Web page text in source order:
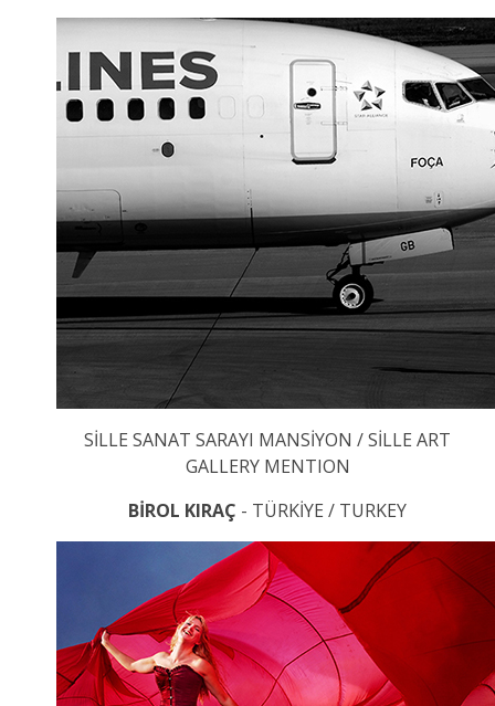
SİLLE SANAT SARAYI MANSİYON / SİLLE ART
GALLERY MENTION
BİROL KIRAÇ - TÜRKİYE / TURKEY